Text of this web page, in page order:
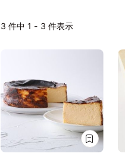
3 件中 1 - 3 件表示